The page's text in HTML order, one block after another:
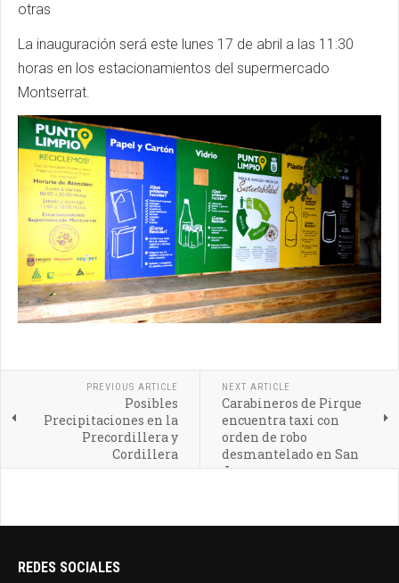
otras
La inauguración será este lunes 17 de abril a las 11:30
horas en los estacionamientos del supermercado
Montserrat.
PREVIOUS ARTICLE
Posibles
Precipitaciones en la
Precordillera y
Cordillera
NEXT ARTICLE
Carabineros de Pirque
encuentra taxi con
orden de robo
desmantelado en San
Juan
REDES SOCIALES